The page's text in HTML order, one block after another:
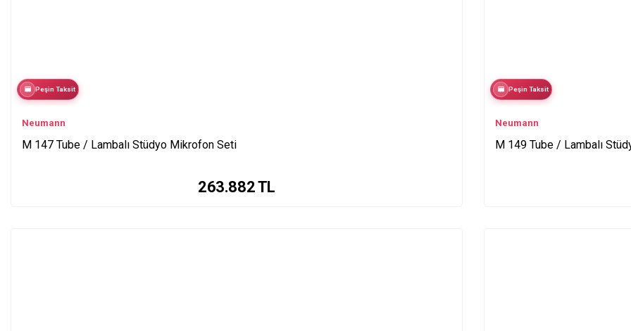
Peşin Taksit
Neumann
M 147 Tube / Lambalı Stüdyo Mikrofon Seti
263.882TL
Peşin Taksit
Neumann
M 149 Tube / Lambalı